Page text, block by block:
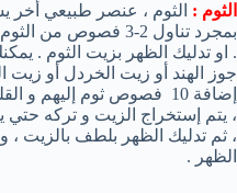
الثوم : الثوم ، عنصر طبيعي أخر
بمجرد تناول 2-3
. او تدليك الظهر بزيت الثوم .
جوز الهند أو زيت الخردل أو زيت
إضافة 10 فصوص ثوم إليهم
، يتم إستخراج الزيت و تركه حتي
، ثم تدليك الظهر بلطف بالزيت ،
الظهر .